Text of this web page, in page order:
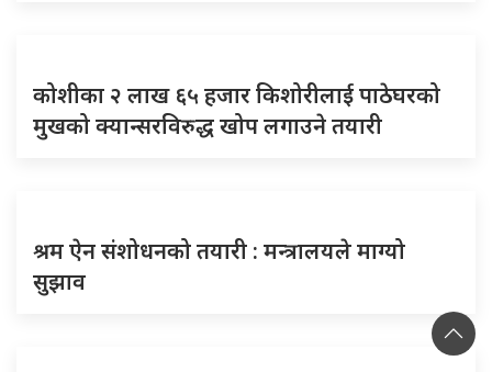
कोशीका २ लाख ६५ हजार किशोरीलाई पाठेघरको
मुखको क्यान्सरविरुद्ध खोप लगाउने तयारी
श्रम ऐन संशोधनको तयारी : मन्त्रालयले माग्यो
सुझाव